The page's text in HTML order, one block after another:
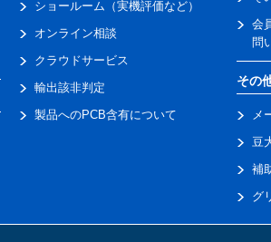
ショールーム（実機評価など）
オンライン相談
クラウドサービス
輸出該非判定
製品へのPCB含有について
会
問
その
メ
豆
補
グ